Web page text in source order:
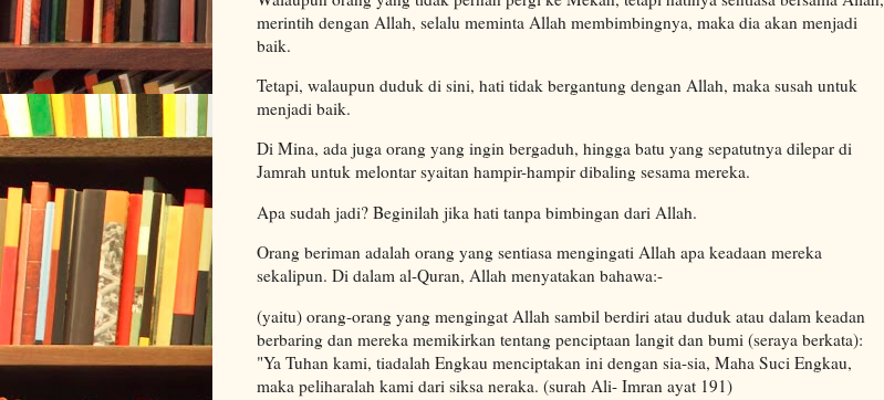
merintih dengan Allah, selalu meminta Allah membimbingnya, maka dia akan menjadi
baik.
Tetapi, walaupun duduk di sini, hati tidak bergantung dengan Allah, maka susah untuk
menjadi baik.
Di Mina, ada juga orang yang ingin bergaduh, hingga batu yang sepatutnya dilepar di
Jamrah untuk melontar syaitan hampir-hampir dibaling sesama mereka.
Apa sudah jadi? Beginilah jika hati tanpa bimbingan dari Allah.
Orang beriman adalah orang yang sentiasa mengingati Allah apa keadaan mereka
sekalipun. Di dalam al-Quran, Allah menyatakan bahawa:-
(yaitu) orang-orang yang mengingat Allah sambil berdiri atau duduk atau dalam keadan
berbaring dan mereka memikirkan tentang penciptaan langit dan bumi (seraya berkata):
"Ya Tuhan kami, tiadalah Engkau menciptakan ini dengan sia-sia, Maha Suci Engkau,
maka peliharalah kami dari siksa neraka. (surah Ali- Imran ayat 191)